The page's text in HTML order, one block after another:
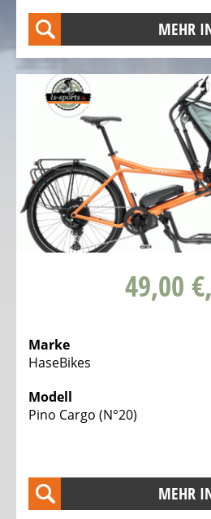
Gravel
Fahrräder
Elektro
Mountainbikes
Elektro
Touren
-
Trekking
Fahrräder
Elektro
Elektro
Vollgefederte
Trekkingfahrräder
Elektro
Faltfahrräder
MEHR
49,00 €
Marke
HaseBikes
Modell
Pino Cargo (N°20)
MEHR